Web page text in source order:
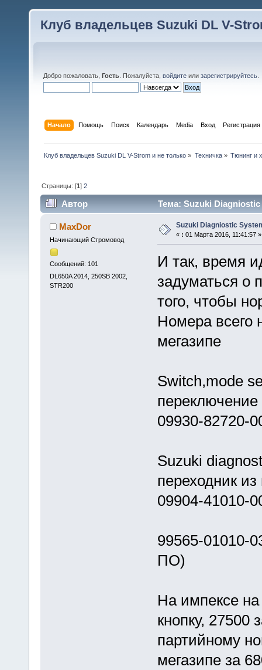
Клуб владельцев Suzuki DL V-
Добро пожаловать, Гость . Пожалуйста, войдите или зарегистрируйтесь
Начало Помощь Поиск Календарь Media Вход Регистрация
Клуб владельцев Suzuki DL V-Strom и не только » Техничка» Тюнинг и
Страницы: [1]2
Автор Тема: Suzuki Diagniostic
MaxDor
Начинающий Стромовод
Сообщений: 101
DL650A 2014, 250SB 2002,
STR200
Suzuki Diagniostic
« : 01 Марта 2016, 11:41:57 »
И так, время
задуматься о
того, чтобы
Номера всего
мегазипе
Switch,mode
09930-82720-
Suzuki
переходник
09904-41010-
99565-01010-
ПО)
На импексе
кнопку, 27500
партийному
мегазипе за